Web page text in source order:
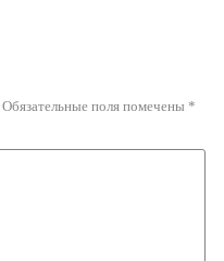
Обязательные поля помечены *